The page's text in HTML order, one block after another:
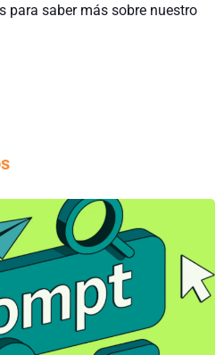
para saber más sobre nuestro